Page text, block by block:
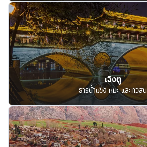
เฉิงตู
ธารน้ำแข็ง หิมะ และทิวสน